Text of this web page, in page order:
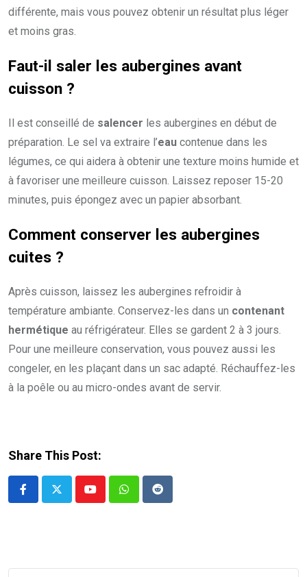
différente, mais vous pouvez obtenir un résultat plus léger
et moins gras.
Faut-il saler les aubergines avant
cuisson ?
Il est conseillé de salencer les aubergines en début de
préparation. Le sel va extraire l’eau contenue dans les
légumes, ce qui aidera à obtenir une texture moins humide et
à favoriser une meilleure cuisson. Laissez reposer 15-20
minutes, puis épongez avec un papier absorbant.
Comment conserver les aubergines
cuites ?
Après cuisson, laissez les aubergines refroidir à
température ambiante. Conservez-les dans un contenant
hermétique au réfrigérateur. Elles se gardent 2 à 3 jours.
Pour une meilleure conservation, vous pouvez aussi les
congeler, en les plaçant dans un sac adapté. Réchauffez-les
à la poêle ou au micro-ondes avant de servir.
Share This Post:
YoutubeWhatsappReddit